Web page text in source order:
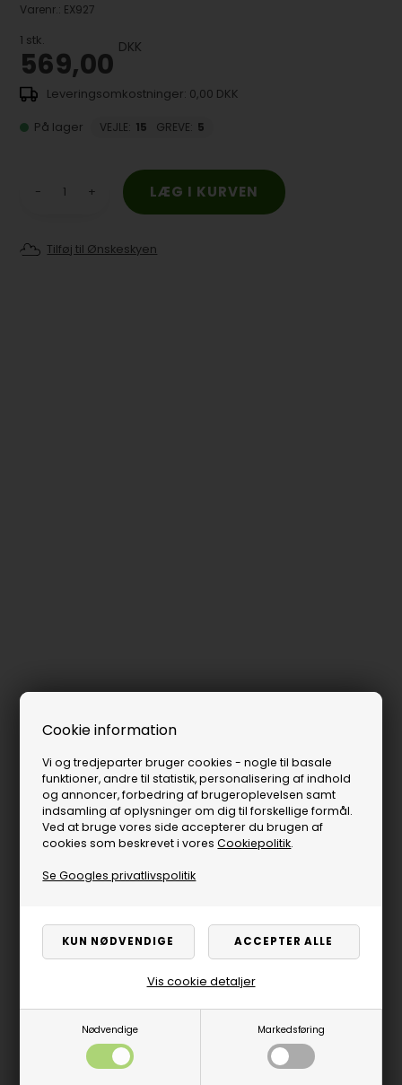
Cookie information
Vi og tredjeparter bruger cookies - nogle til basale
funktioner, andre til statistik, personalisering af indhold
og annoncer, forbedring af brugeroplevelsen samt
indsamling af oplysninger om dig til forskellige formål.
Ved at bruge vores side accepterer du brugen af
cookies som beskrevet i voresCookiepolitik.
Se Googles privatlivspolitik
Nødvendige Markedsføring
Vis cookie detaljer
Varenr.: EX927
1 stk.
569,00 DKK
0,00 DKK
På lager
VEJLE: 15 GREVE: 5
- +
Tilføj til Ønskeskyen